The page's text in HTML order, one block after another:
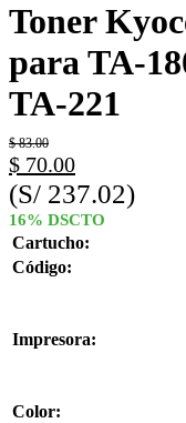
Toner
para TA-
TA-221
$83.00
$ 70.00
(S/ 237.02)
16% DSCTO
Cartucho:
Código:
Impresora:
Color: